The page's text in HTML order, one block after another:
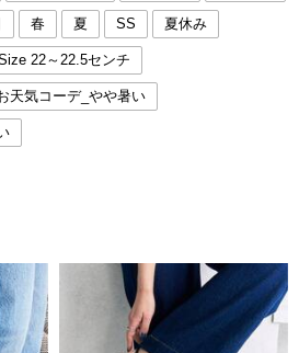
春 夏 SS 夏休み
22～22.5センチ
天気コーデ_やや暑い